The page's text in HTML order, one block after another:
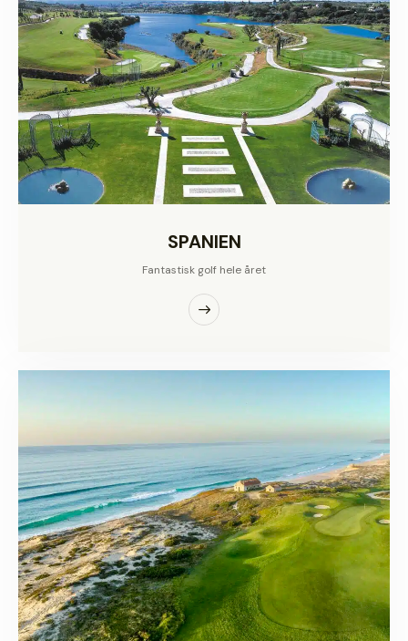
SPANIEN
Fantastisk golf hele året